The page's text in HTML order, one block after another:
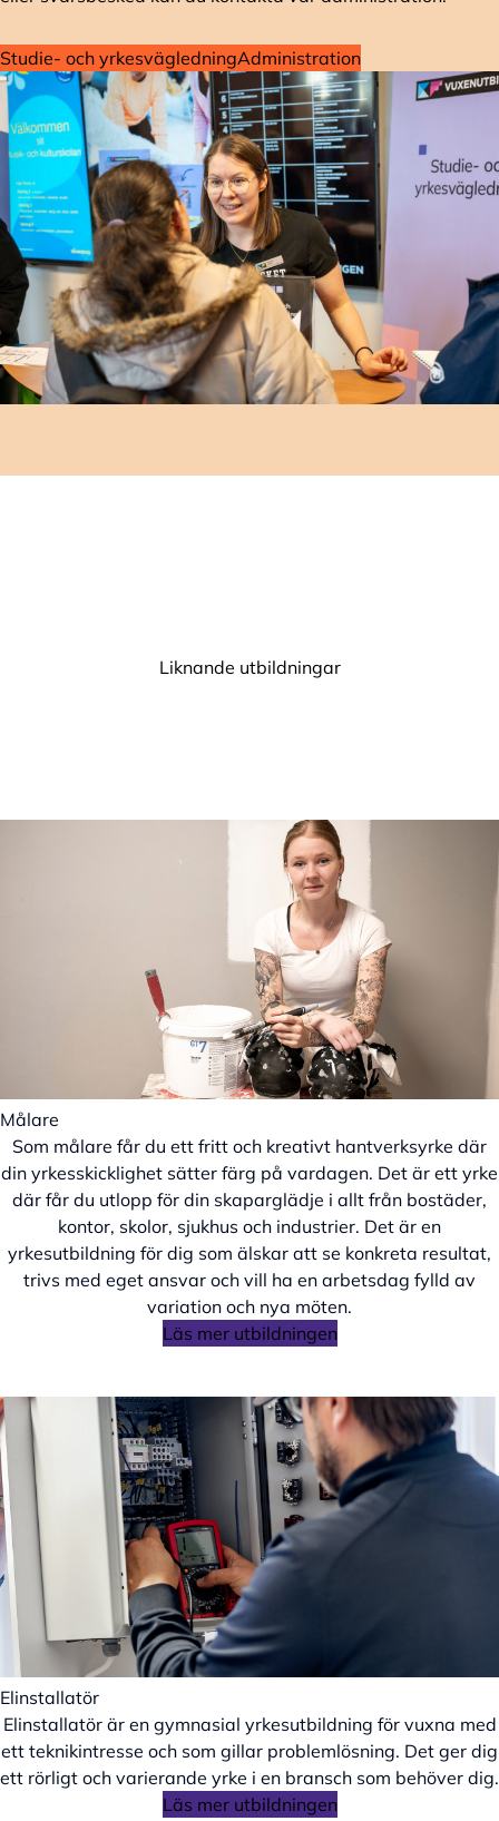
Studie- och yrkesvägledningAdministration
Liknande utbildningar
Målare
Som målare får du ett fritt och kreativt hantverksyrke där
din yrkesskicklighet sätter färg på vardagen. Det är ett yrke
där får du utlopp för din skaparglädje i allt från bostäder,
kontor, skolor, sjukhus och industrier. Det är en
yrkesutbildning för dig som älskar att se konkreta resultat,
trivs med eget ansvar och vill ha en arbetsdag fylld av
variation och nya möten.
Läs mer utbildningen
Elinstallatör
Elinstallatör är en gymnasial yrkesutbildning för vuxna med
ett teknikintresse och som gillar problemlösning. Det ger dig
ett rörligt och varierande yrke i en bransch som behöver dig.
Läs mer utbildningen